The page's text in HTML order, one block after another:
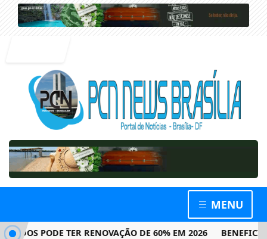
MENU
PODE TER RENOVAÇÃO DE 60% EM 2026